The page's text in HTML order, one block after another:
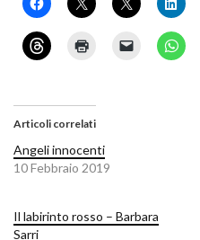
Articoli correlati
Angeli innocenti
10 Febbraio 2019
Il labirinto rosso – Barbara
Sarri